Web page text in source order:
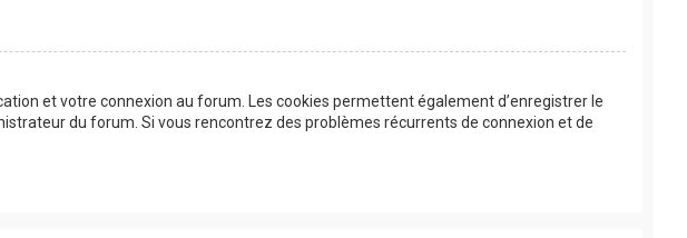
et votre connexion au forum. Les cookies permettent également d’enregistrer le
du forum. Si vous rencontrez des problèmes récurrents de connexion et de